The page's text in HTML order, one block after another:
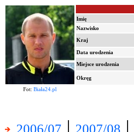
Imię
Nazwisko
Kraj
Data urodzenia
Miejsce urodzenia
Okręg
Fot: Biała24.pl
2006/07 | 2007/08 |